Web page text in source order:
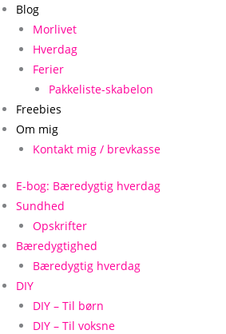
Blog
Morlivet
Hverdag
Ferier
Pakkeliste-skabelon
Freebies
Om mig
Kontakt mig / brevkasse
E-bog: Bæredygtig hverdag
Sundhed
Opskrifter
Bæredygtighed
Bæredygtig hverdag
DIY
DIY – Til børn
DIY – Til voksne